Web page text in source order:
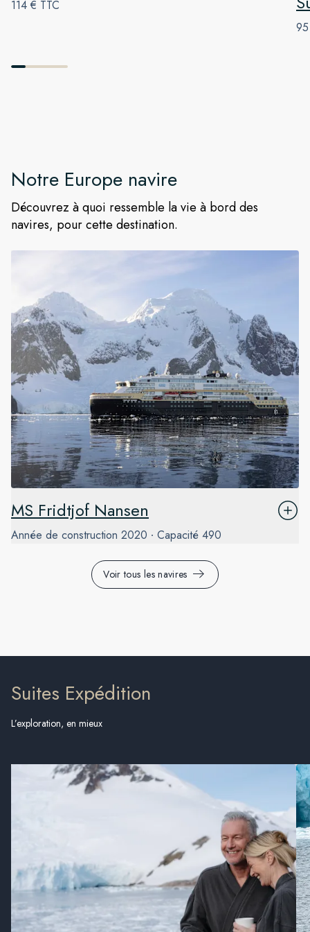
114 € TTC
Notre Europe navire
Découvrez à quoi ressemble la vie à bord des
navires, pour cette destination.
MS Fridtjof Nansen
Année de construction 2020 Capacité 490
Voir tous les navires
Suites Expédition
L’exploration, en mieux